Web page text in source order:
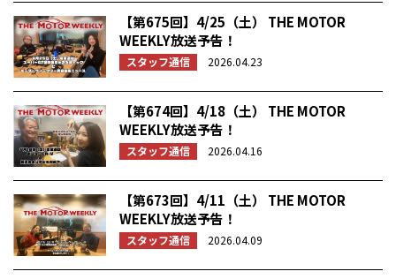
【第675回】4/25（土） THE MOTOR
WEEKLY放送予告！
スタッフ通信 2026.04.23
【第674回】4/18（土） THE MOTOR
WEEKLY放送予告！
スタッフ通信 2026.04.16
【第673回】4/11（土） THE MOTOR
WEEKLY放送予告！
スタッフ通信 2026.04.09